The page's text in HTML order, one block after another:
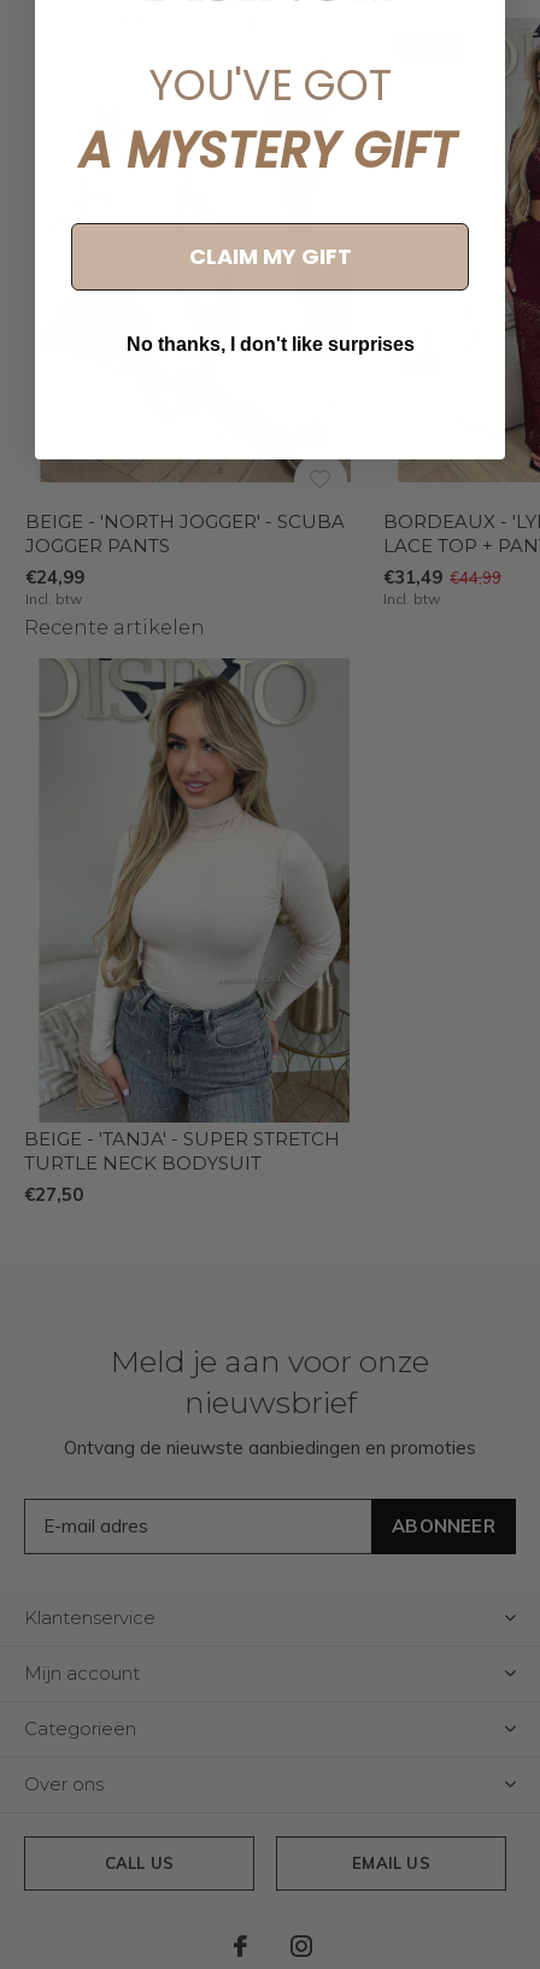
BEIGE - 'NORTH JOGGER' - SCUBA
JOGGER PANTS
€24,99
Incl. btw
BORDEAUX -
LACE TOP +
€31,49 €44,99
Incl. btw
Recente artikelen
BEIGE - 'TANJA' - SUPER STRETCH
TURTLE NECK BODYSUIT
€27,50
Meld je aan voor onze
nieuwsbrief
Ontvang de nieuwste aanbiedingen en promoties
ABONNEER
Klantenservice
Mijn account
Categorieën
Over ons
CALL US EMAIL US
YOU'VE GOT
A MYSTERY GIFT
CLAIM MY GIFT
No thanks, I don't like surprises